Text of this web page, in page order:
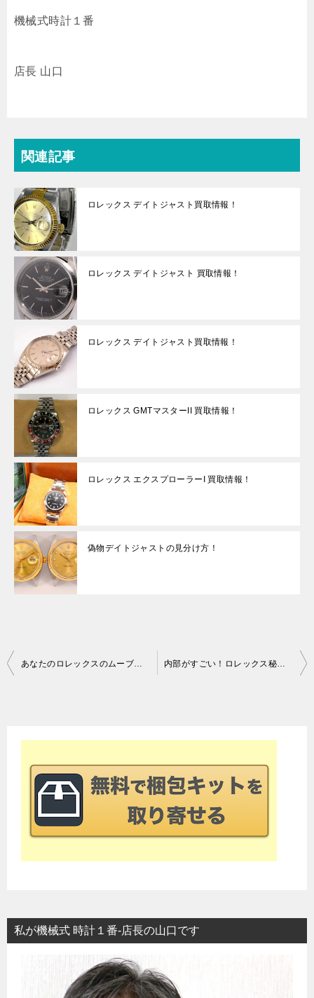
機械式時計１番
店長 山口
関連記事
ロレックス デイトジャスト買取情報！
ロレックス デイトジャスト 買取情報！
ロレックス デイトジャスト買取情報！
ロレックス GMTマスターII 買取情報！
ロレックス エクスプローラーI 買取情報！
偽物デイトジャストの見分け方！
投
あなたのロレックスのムーブメント知ってる？ 内部がすごい！ロレックス秘密とは！？
私が機械式 時計１番-店長の山口です